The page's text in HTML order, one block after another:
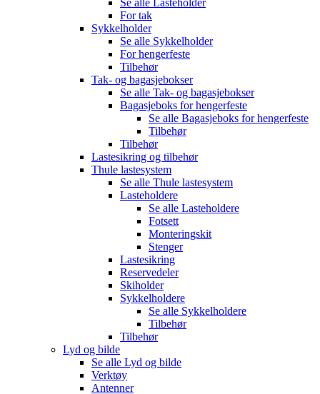
For tak
Sykkelholder
Se alle Sykkelholder
For hengerfeste
Tilbehør
Tak- og bagasjebokser
Se alle Tak- og bagasjebokser
Bagasjeboks for hengerfeste
Se alle Bagasjeboks for hengerfeste
Tilbehør
Tilbehør
Lastesikring og tilbehør
Thule lastesystem
Se alle Thule lastesystem
Lasteholdere
Se alle Lasteholdere
Fotsett
Monteringskit
Stenger
Lastesikring
Reservedeler
Skiholder
Sykkelholdere
Se alle Sykkelholdere
Tilbehør
Tilbehør
Lyd og bilde
Se alle Lyd og bilde
Verktøy
Antenner